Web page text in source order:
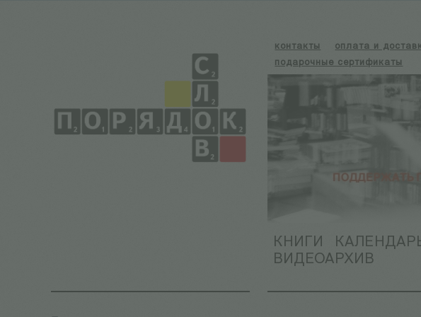
контакты
оплата и
подарочные сертификаты
КНИГИ
ВИДЕОАРХИВ